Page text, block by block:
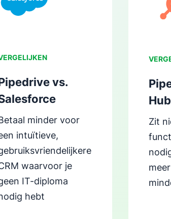
vs.
minder voor
intuïtieve,
waarvoor je
IT-diploma
hebt
Zit